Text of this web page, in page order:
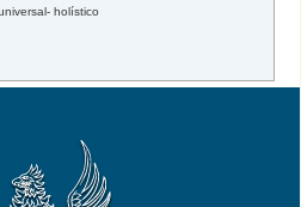
holístico